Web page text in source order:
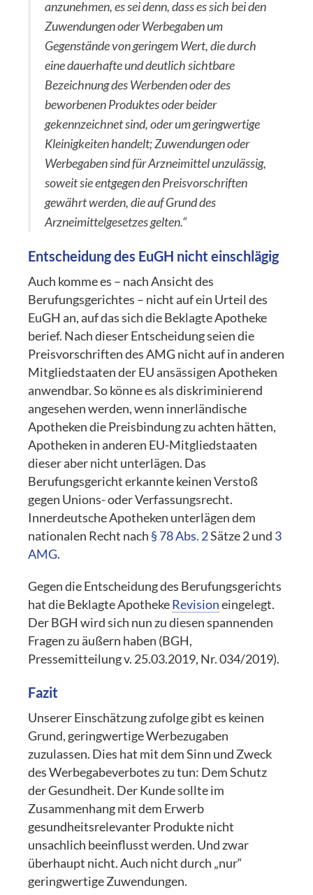
anzunehmen, es sei denn, dass es sich bei den
Zuwendungen oder Werbegaben um
Gegenstände von geringem Wert, die durch
eine dauerhafte und deutlich sichtbare
Bezeichnung des Werbenden oder des
beworbenen Produktes oder beider
gekennzeichnet sind, oder um geringwertige
Kleinigkeiten handelt; Zuwendungen oder
Werbegaben sind für Arzneimittel unzulässig,
soweit sie entgegen den Preisvorschriften
gewährt werden, die auf Grund des
Arzneimittelgesetzes gelten.“
Entscheidung des EuGH nicht einschlägig
Auch komme es – nach Ansicht des
Berufungsgerichtes – nicht auf ein Urteil des
EuGH an, auf das sich die Beklagte Apotheke
berief. Nach dieser Entscheidung seien die
Preisvorschriften des AMG nicht auf in anderen
Mitgliedstaaten der EU ansässigen Apotheken
anwendbar. So könne es als diskriminierend
angesehen werden, wenn innerländische
Apotheken die Preisbindung zu achten hätten,
Apotheken in anderen EU-Mitgliedstaaten
dieser aber nicht unterlägen. Das
Berufungsgericht erkannte keinen Verstoß
gegen Unions- oder Verfassungsrecht.
Innerdeutsche Apotheken unterlägen dem
nationalen Recht nach § 78 Abs. 2Sätze 2 und 3
AMG.
Gegen die Entscheidung des Berufungsgerichts
hat die Beklagte ApothekeRevisioneingelegt.
Der BGH wird sich nun zu diesen spannenden
Fragen zu äußern haben (BGH,
Pressemitteilung v. 25.03.2019, Nr. 034/2019).
Fazit
Unserer Einschätzung zufolge gibt es keinen
Grund, geringwertige Werbezugaben
zuzulassen. Dies hat mit dem Sinn und Zweck
des Werbegabeverbotes zu tun: Dem Schutz
der Gesundheit. Der Kunde sollte im
Zusammenhang mit dem Erwerb
gesundheitsrelevanter Produkte nicht
unsachlich beeinflusst werden. Und zwar
überhaupt nicht. Auch nicht durch „nur“
geringwertige Zuwendungen.